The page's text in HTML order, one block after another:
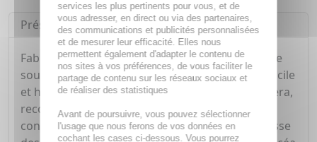
Présentation
Fabriquée par Elcéa, cette coloration se présente
sous forme de crème, offrant une application facile
et homogène. Sa formule est enrichie en aloe vera,
reconnu pour ses propriétés hydratantes,
contribuant à maintenir la douceur et la souplesse
services les plus pertinents pour vous, et de
vous adresser, en direct ou via des partenaires,
des communications et publicités personnalisées
et de mesurer leur efficacité. Elles nous
permettent également d'adapter le contenu de
nos sites à vos préférences, de vous faciliter le
partage de contenu sur les réseaux sociaux et
de réaliser des statistiques
Avant de poursuivre, vous pouvez sélectionner
l'usage que nous ferons de vos données en
cochant les cases ci-dessous. Vous pourrez